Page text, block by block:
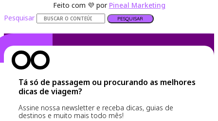
Feito com 💜 por Pineal Marketing
Pesquisar
PESQUISAR
Tá só de passagem ou procurando as melhores
dicas de viagem?
Assine nossa newsletter e receba dicas, guias de
destinos e muito mais todo mês!